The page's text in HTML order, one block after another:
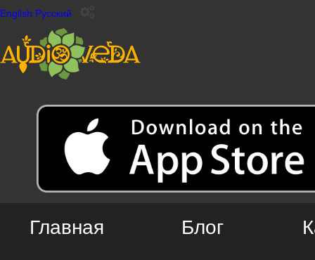
English Русский
Главная Блог